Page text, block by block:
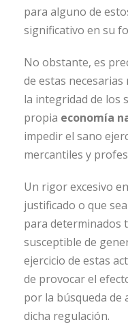
para alguno de
significativo en su
No obstante, es
de estas
la integridad de los
propia economía
impedir el sano
mercantiles y
Un rigor excesivo
justificado o que
para determinados
susceptible de
ejercicio de estas
de provocar el
por la búsqueda
dicha regulación.